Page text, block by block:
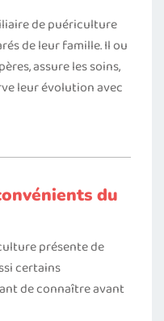
de puériculture
de leur famille. Il ou
assure les soins,
leur évolution avec
du
présente de
certains
de connaître avant